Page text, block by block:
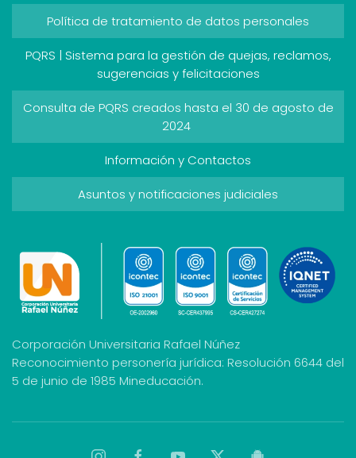
Política de tratamiento de datos personales
PQRS | Sistema para la gestión de quejas, reclamos,
sugerencias y felicitaciones
Consulta de PQRS creados hasta el 30 de agosto de
2024
Información y Contactos
Asuntos y notificaciones judiciales
Corporación Universitaria Rafael Núñez
Reconocimiento personería jurídica: Resolución 6644 del
5 de junio de 1985 Mineducación.